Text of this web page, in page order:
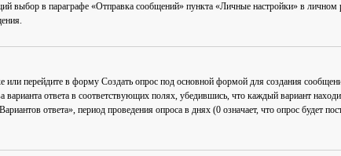
в параграфе «Отправка сообщений» пункта «Личные настройки» в личном
или перейдите в форму Создать опрос под основной формой для создания
ответа в соответствующих полях, убедившись, что каждый вариант
ответа», период проведения опроса в днях (0 означает, что опрос будет